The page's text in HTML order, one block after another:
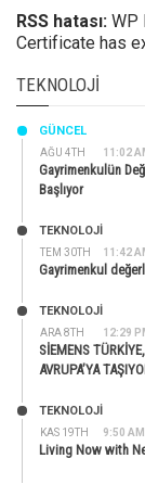
RSS hatası: WP
Certificate has
TEKNOLOJI
AĞU 4TH 11:02
GÜNCEL
Gayrimenkulün
Başlıyor
TEM 30TH 11:42
TEKNOLOJİ
Gayrimenkul
ARA 8TH 12:29
TEKNOLOJİ
SİEMENS
AVRUPA’YA
KAS 19TH 9:50 AM
TEKNOLOJİ
Living Now with